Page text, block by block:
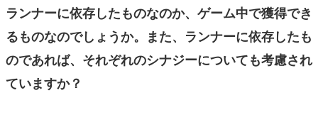
ランナーに依存したものなのか、ゲーム中で獲得でき
るものなのでしょうか。また、ランナーに依存したも
のであれば、それぞれのシナジーについても考慮され
ていますか？